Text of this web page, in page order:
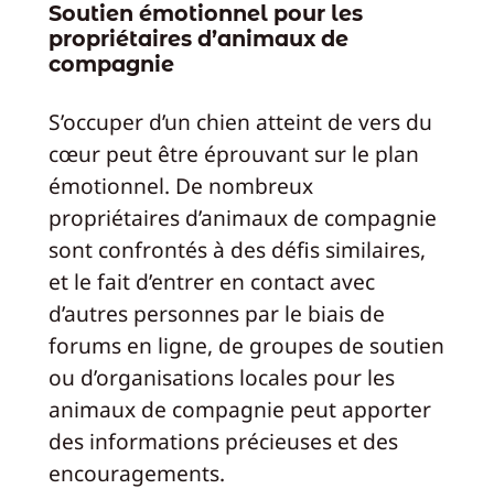
Soutien émotionnel pour les
propriétaires d’animaux de
compagnie
S’occuper d’un chien atteint de vers du
cœur peut être éprouvant sur le plan
émotionnel. De nombreux
propriétaires d’animaux de compagnie
sont confrontés à des défis similaires,
et le fait d’entrer en contact avec
d’autres personnes par le biais de
forums en ligne, de groupes de soutien
ou d’organisations locales pour les
animaux de compagnie peut apporter
des informations précieuses et des
encouragements.